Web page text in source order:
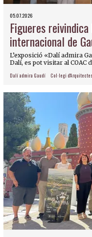
05.07.2026
Figueres
internacional de
L’exposició «Dalí admira
Dalí, es pot visitar al COAC
Dalí admira Gaudí Col·legi